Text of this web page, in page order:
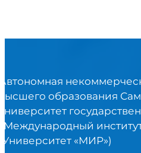
образования
«МИР»)